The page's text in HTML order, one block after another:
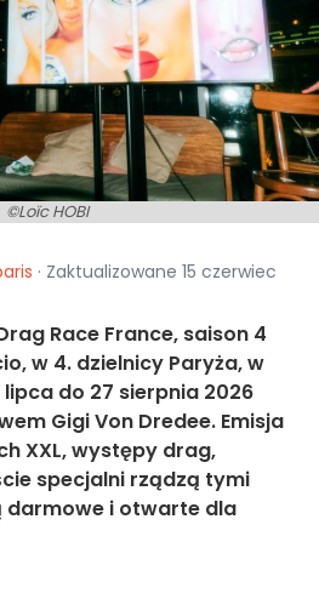
©Loïc HOBI
· Zaktualizowane 15 czerwiec
Race France, saison 4
w 4. dzielnicy Paryża, w
do 27 sierpnia 2026
Gigi Von Dredee. Emisja
XXL, występy drag,
specjalni rządzą tymi
darmowe i otwarte dla